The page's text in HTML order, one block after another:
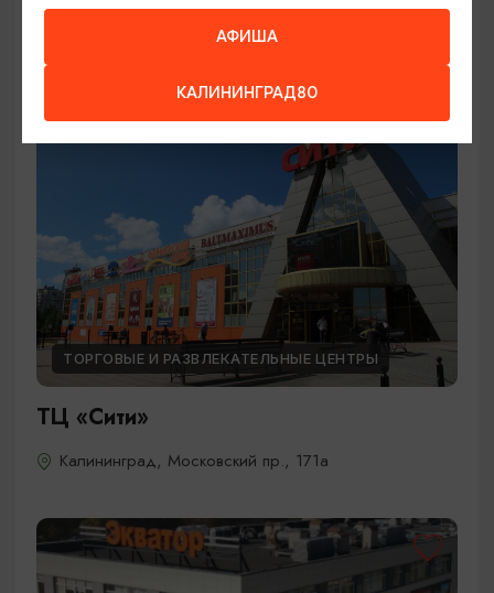
Зеленоградск, ул. Ленина, 3
ТОРГОВЫЕ И РАЗВЛЕКАТЕЛЬНЫЕ ЦЕНТРЫ
ТЦ «Сити»
Калининград, Московский пр., 171а
АФИША
КАЛИНИНГРАД80